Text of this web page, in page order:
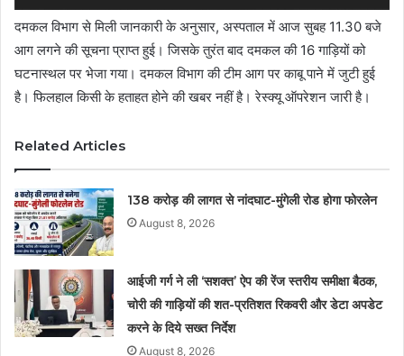
दमकल विभाग से मिली जानकारी के अनुसार, अस्पताल में आज सुबह 11.30 बजे
आग लगने की सूचना प्राप्त हुई। जिसके तुरंत बाद दमकल की 16 गाड़ियों को
घटनास्थल पर भेजा गया। दमकल विभाग की टीम आग पर काबू पाने में जुटी हुई
है। फिलहाल किसी के हताहत होने की खबर नहीं है। रेस्क्यू ऑपरेशन जारी है।
Related Articles
138 करोड़ की लागत से नांदघाट-मुंगेली रोड होगा फोरलेन
August 8, 2026
आईजी गर्ग ने ली ‘सशक्त’ ऐप की रेंज स्तरीय समीक्षा बैठक,
चोरी की गाड़ियों की शत-प्रतिशत रिकवरी और डेटा अपडेट
करने के दिये सख्त निर्देश
August 8, 2026